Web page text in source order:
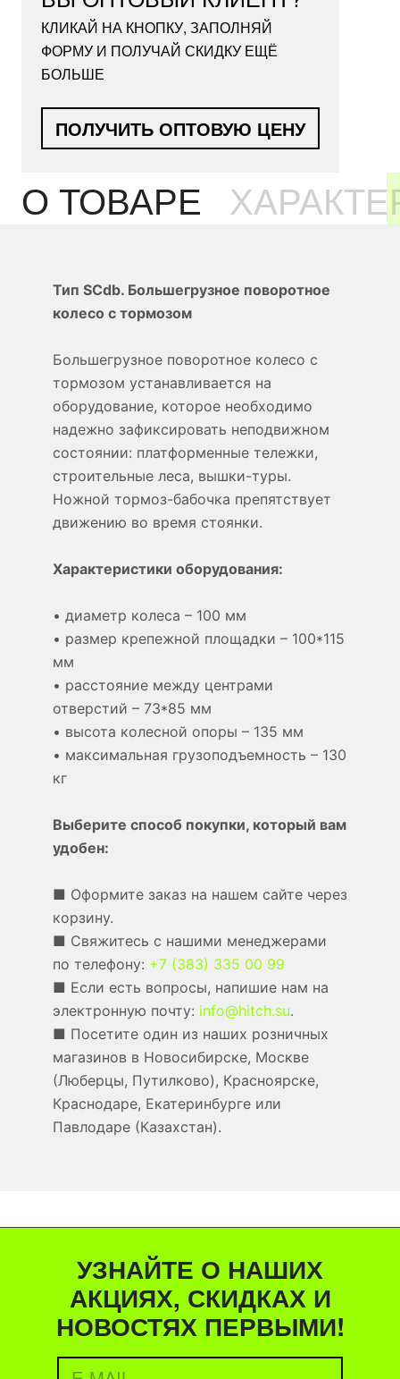
КЛИКАЙ НА КНОПКУ, ЗАПОЛНЯЙ
ФОРМУ И ПОЛУЧАЙ СКИДКУ ЕЩЁ
БОЛЬШЕ
ПОЛУЧИТЬ ОПТОВУЮ ЦЕНУ
О ТОВАРЕ
Тип SCdb. Большегрузное поворотное
колесо с тормозом
Большегрузное поворотное колесо с
тормозом устанавливается на
оборудование, которое необходимо
надежно зафиксировать неподвижном
состоянии: платформенные тележки,
строительные леса, вышки-туры.
Ножной тормоз-бабочка препятствует
движению во время стоянки.
Характеристики оборудования:
• диаметр колеса – 100 мм
• размер крепежной площадки – 100*115
мм
• расстояние между центрами
отверстий – 73*85 мм
• высота колесной опоры – 135 мм
• максимальная грузоподъемность – 130
кг
Выберите способ покупки, который вам
удобен:
■ Оформите заказ на нашем сайте через
корзину.
■ Свяжитесь с нашими менеджерами
по телефону: +7 (383) 335 00 99
■ Если есть вопросы, напишие нам на
электронную почту: info@hitch.su.
■ Посетите один из наших розничных
магазинов в Новосибирске, Москве
(Люберцы, Путилково), Красноярске,
Краснодаре, Екатеринбурге или
Павлодаре (Казахстан).
УЗНАЙТЕ О НАШИХ
АКЦИЯХ, СКИДКАХ И
НОВОСТЯХ ПЕРВЫМИ!